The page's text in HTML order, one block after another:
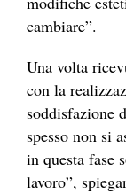
cambiare”.
Una volta
con la
soddisfazione
spesso non si
in questa fase
lavoro”,